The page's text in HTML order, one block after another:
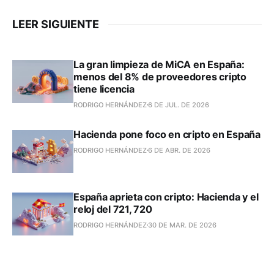
LEER SIGUIENTE
La gran limpieza de MiCA en España:
menos del 8% de proveedores cripto
tiene licencia
RODRIGO HERNÁNDEZ6 DE JUL. DE 2026
Hacienda pone foco en cripto en España
RODRIGO HERNÁNDEZ6 DE ABR. DE 2026
España aprieta con cripto: Hacienda y el
reloj del 721, 720
RODRIGO HERNÁNDEZ 30 DE MAR. DE 2026